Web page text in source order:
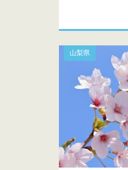
山梨県